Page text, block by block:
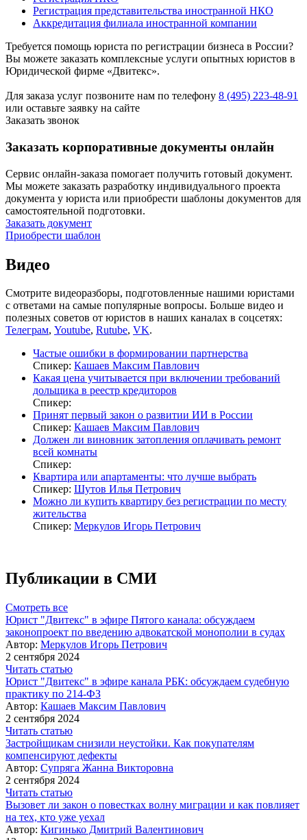
Регистрация представительства иностранной НКО
Аккредитация филиала иностранной компании
Требуется помощь юриста по регистрации бизнеса в России?
Вы можете заказать комплексные услуги опытных юристов в
Юридической фирме «Двитекс».
Для заказа услуг позвоните нам по телефону 8 (495) 223-48-91
или оставьте заявку на сайте
Заказать звонок
Заказать корпоративные документы онлайн
Сервис онлайн-заказа помогает получить готовый документ.
Мы можете заказать разработку индивидуального проекта
документа у юриста или приобрести шаблоны документов для
самостоятельной подготовки.
Заказать документ
Приобрести шаблон
Видео
Смотрите видеоразборы, подготовленные нашими юристами
с ответами на самые популярные вопросы. Больше видео и
полезных советов от юристов в наших каналах в соцсетях:
Телеграм, Youtube, Rutube, VK.
Частые ошибки в формировании партнерства
Спикер: Кашаев Максим Павлович
Какая цена учитывается при включении требований
дольщика в реестр кредиторов
Спикер:
Принят первый закон о развитии ИИ в России
Спикер: Кашаев Максим Павлович
Должен ли виновник затопления оплачивать ремонт
всей комнаты
Спикер:
Квартира или апартаменты: что лучше выбрать
Спикер: Шутов Илья Петрович
Можно ли купить квартиру без регистрации по месту
жительства
Спикер: Меркулов Игорь Петрович
Публикации в СМИ
Смотреть все
Юрист "Двитекс" в эфире Пятого канала: обсуждаем
законопроект по введению адвокатской монополии в судах
Автор: Меркулов Игорь Петрович
2 сентября 2024
Читать статью
Юрист "Двитекс" в эфире канала РБК: обсуждаем судебную
практику по 214-ФЗ
Автор: Кашаев Максим Павлович
2 сентября 2024
Читать статью
Застройщикам снизили неустойки. Как покупателям
компенсируют дефекты
Автор: Супряга Жанна Викторовна
2 сентября 2024
Читать статью
Вызовет ли закон о повестках волну миграции и как повлияет
на тех, кто уже уехал
Автор: Кигинько Дмитрий Валентинович